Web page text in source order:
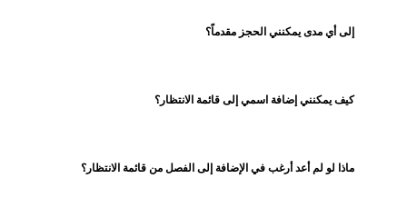
إلى أي مدى يمكنني الحجز مقدماً؟
كيف يمكنني إضافة اسمي إلى قائمة الانتظار؟
ماذا لو لم أعد أرغب في الإضافة إلى الفصل من قائمة الانتظار؟